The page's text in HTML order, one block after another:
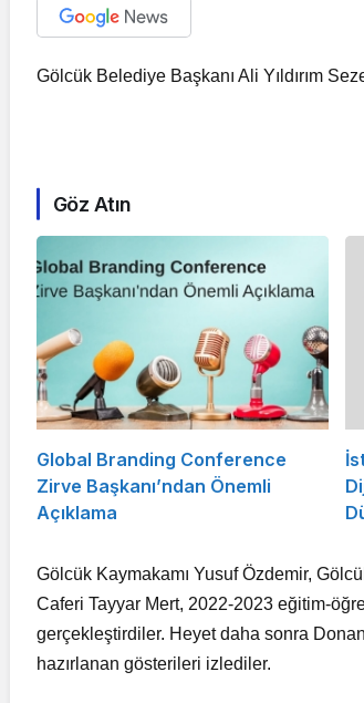
Gölcük Belediye Başkanı Ali Yıldırım
Göz Atın
Global Branding Conference
Zirve Başkanı’ndan Önemli
Açıklama
Gölcük Kaymakamı Yusuf Özdemir,
Caferi Tayyar Mert, 2022-2023 eğitim-
gerçekleştirdiler. Heyet daha sonra
hazırlanan gösterileri izlediler.